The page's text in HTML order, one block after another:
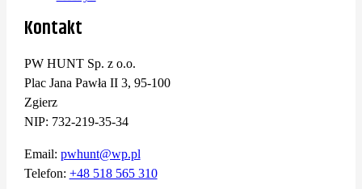
Kontakt
PW HUNT Sp. z o.o.
Plac Jana Pawła II 3, 95-100
Zgierz
NIP: 732-219-35-34
Email: pwhunt@wp.pl
Telefon: +48 518 565 310